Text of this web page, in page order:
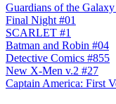
Guardians of the
Final Night #01
SCARLET #1
Batman and Robin #04
Detective Comics #855
New X-Men v.2 #27
Сaptain America: First